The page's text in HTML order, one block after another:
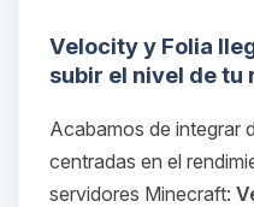
Velocity y Folia
subir el nivel de
Acabamos de integrar
centradas en el
servidores Minecraft: